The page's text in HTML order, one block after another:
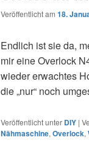
Veröffentlicht am 18.
Endlich ist sie da,
mir eine Overlock
wieder erwachtes
die „nur“ noch
Veröffentlicht unter DIY |
Nähmaschine, Overlock,